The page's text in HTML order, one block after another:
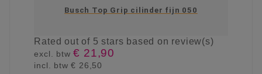
Busch Top Grip cilinder fijn 050
Ratedout of 5 stars based on review(s)
excl. btw€ 21,90
incl. btw€ 26,50